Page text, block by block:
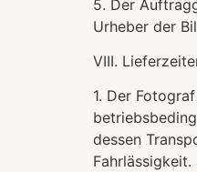
5. Der
Urheber der
VIII.
1. Der
dessen
Fahrlässigkeit.